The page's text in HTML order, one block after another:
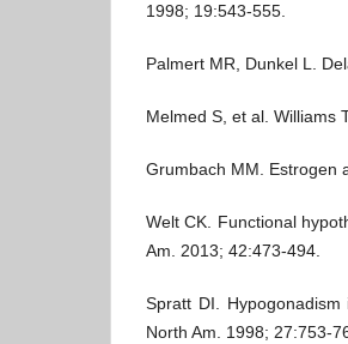
1998; 19:543-555.
Palmert MR, Dunkel L.
Melmed S, et al. Williams
Grumbach MM. Estrogen
Welt CK. Functional
Am. 2013; 42:473-494.
Spratt DI.
North Am. 1998; 27:753-